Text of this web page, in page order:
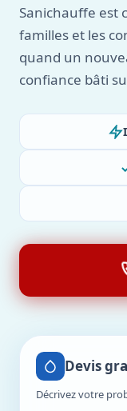
Sanichauffe est
familles et les
quand un
confiance bâti
Devis
Décrivez votre